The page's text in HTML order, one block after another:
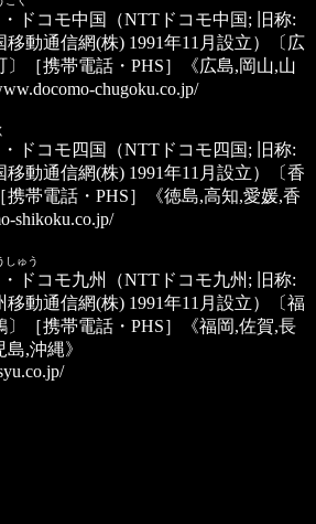
ドコモ中国
（NTTドコモ中国; 旧称:
動通信網(株) 1991年11月設立）〔広
［携帯電話・PHS］《広島,岡山,山
chugoku.co.jp/
ドコモ四国
（NTTドコモ四国; 旧称:
動通信網(株) 1991年11月設立）〔香
携帯電話・PHS］《徳島,高知,愛媛,香
shikoku.co.jp/
しゅう
ドコモ九州
（NTTドコモ九州; 旧称:
動通信網(株) 1991年11月設立）〔福
〕［携帯電話・PHS］《福岡,佐賀,長
,沖縄》